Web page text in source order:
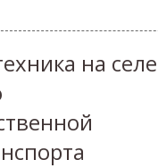
на селе